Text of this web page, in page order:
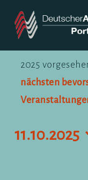
Inhalt
DAV-PORTUGAL
ÜBER UNS
AKTUELLES
für
11.
Oktober
2025
Hinweis
2025
nächsten
11.10.2025